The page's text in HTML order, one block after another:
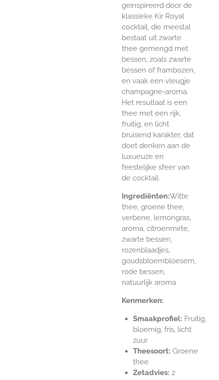
geïnspireerd door de
klassieke Kir Royal
cocktail, die meestal
bestaat uit zwarte
thee gemengd met
bessen, zoals zwarte
bessen of frambozen,
en vaak een vleugje
champagne-aroma.
Het resultaat is een
thee met een rijk,
fruitig, en licht
bruisend karakter, dat
doet denken aan de
luxueuze en
feestelijke sfeer van
de cocktail.
Ingrediënten:Witte
thee, groene thee,
verbene, lemongras,
aroma, citroenmirte,
zwarte bessen,
rozenblaadjes,
goudsbloembloesem,
rode bessen,
natuurlijk aroma
Kenmerken:
Smaakprofiel: Fruitig,
bloemig, fris, licht
zuur
Theesoort: Groene
thee
Zetadvies: 2